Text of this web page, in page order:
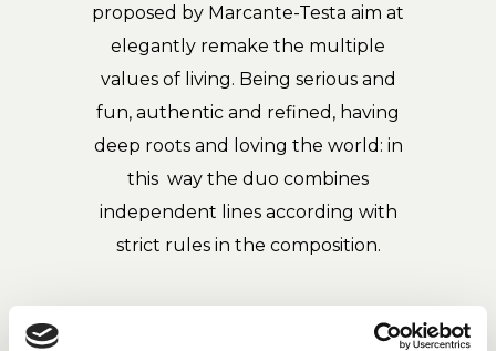
proposed by Marcante-Testa aim at
elegantly remake the multiple
values of living. Being serious and
fun, authentic and refined, having
deep roots and loving the world: in
this way the duo combines
independent lines according with
strict rules in the composition.